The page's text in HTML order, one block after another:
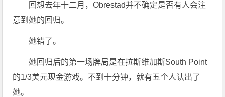
回想去年十二月，Obrestad并不确定是否有人会注
意到她的回归。
她错了。
她回归后的第一场牌局是在拉斯维加斯South Point
的1/3美元现金游戏。不到十分钟，就有五个人认出了
她。